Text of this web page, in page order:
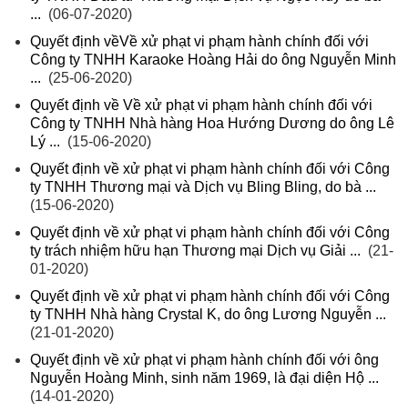
... (06-07-2020)
Quyết định vềVề xử phạt vi phạm hành chính đối với
Công ty TNHH Karaoke Hoàng Hải do ông Nguyễn Minh
... (25-06-2020)
Quyết định về Về xử phạt vi phạm hành chính đối với
Công ty TNHH Nhà hàng Hoa Hướng Dương do ông Lê
Lý ... (15-06-2020)
Quyết định về xử phạt vi phạm hành chính đối với Công
ty TNHH Thương mại và Dịch vụ Bling Bling, do bà ...
(15-06-2020)
Quyết định về xử phạt vi phạm hành chính đối với Công
ty trách nhiệm hữu hạn Thương mại Dịch vụ Giải ... (21-
01-2020)
Quyết định về xử phạt vi phạm hành chính đối với Công
ty TNHH Nhà hàng Crystal K, do ông Lương Nguyễn ...
(21-01-2020)
Quyết định về xử phạt vi phạm hành chính đối với ông
Nguyễn Hoàng Minh, sinh năm 1969, là đại diện Hộ ...
(14-01-2020)